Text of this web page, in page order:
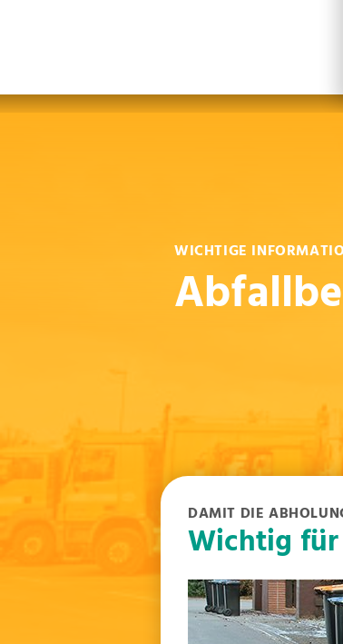
WICHTIGE
DAMIT DIE
Wichtig